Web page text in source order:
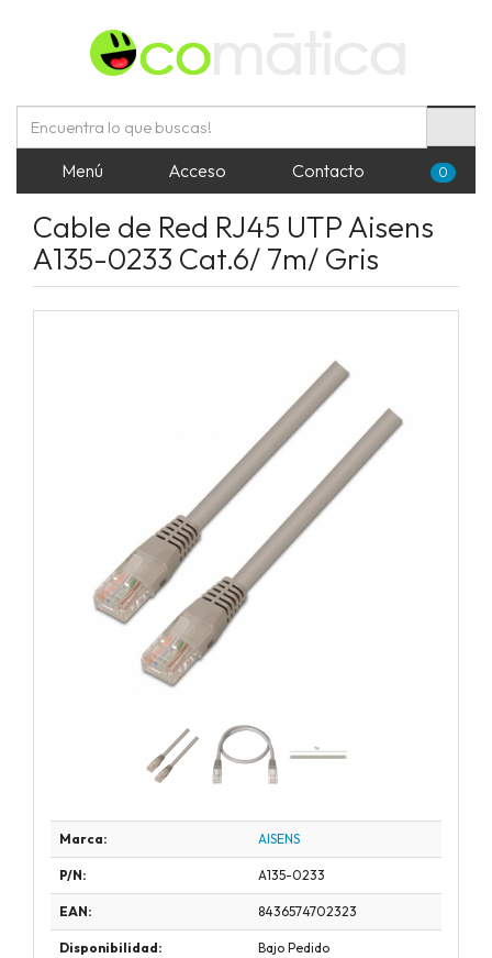
Menú Acceso Contacto 0
Cable de Red RJ45 UTP Aisens
A135-0233 Cat.6/ 7m/ Gris
Marca: AISENS
P/N: A135-0233
EAN: 8436574702323
Disponibilidad: Bajo Pedido